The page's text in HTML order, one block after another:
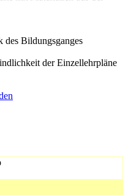
des Bildungsganges
der Einzellehrpläne